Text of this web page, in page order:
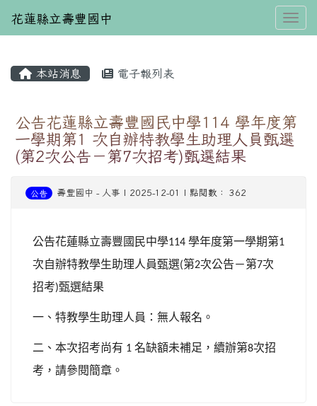
花蓮縣立壽豐國中
本站消息 電子報列表
公告花蓮縣立壽豐國民中學114 學年度第
一學期第1 次自辦特教學生助理人員甄選
(第2次公告－第7次招考)甄選結果
公告 壽豐國中 - 人事 | 2025-12-01 | 點閱數： 362
公告花蓮縣立壽豐國民中學114 學年度第一學期第1
次自辦特教學生助理人員甄選(第2次公告－第7次
招考)甄選結果
一、特教學生助理人員：無人報名。
二、本次招考尚有 1 名缺額未補足，續辦第8次招
考，請參閱簡章。